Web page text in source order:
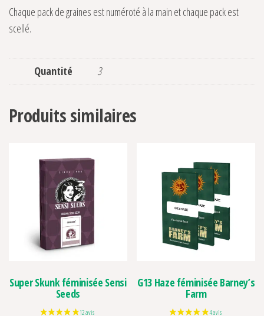
Chaque pack de graines est numéroté à la main et chaque pack est
scellé.
Quantité 3
Produits similaires
Super Skunk féminisée Sensi
Seeds
G13 Haze féminisée Barney’s
Farm